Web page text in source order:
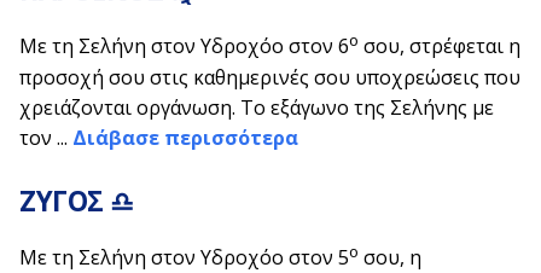
Με τη Σελήνη στον Υδροχόο στον 6ο σου, στρέφεται η
προσοχή σου στις καθημερινές σου υποχρεώσεις που
χρειάζονται οργάνωση. Το εξάγωνο της Σελήνης με
τον ... Διάβασε περισσότερα
ΖΥΓΟΣ ♎
Με τη Σελήνη στον Υδροχόο στον 5ο σου, η